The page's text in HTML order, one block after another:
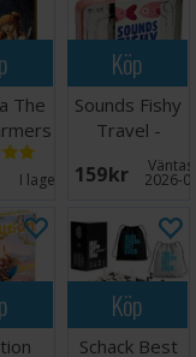
The
I lager:
Köp
Sounds Fishy
Travel -
Reseutgåva
159 SEK 2026-
Köp
Schack Best